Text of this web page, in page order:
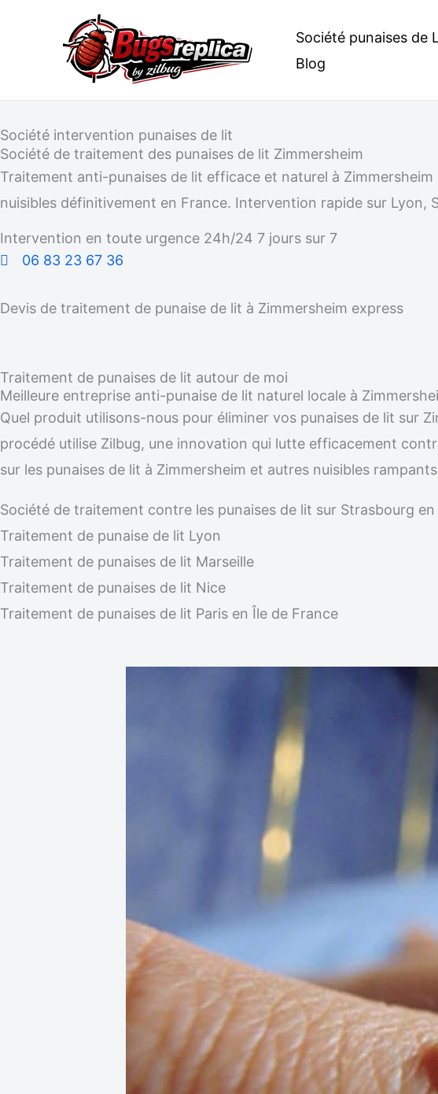
Société punaises de
Blog
Société intervention punaises de lit
Société de traitement des punaises de lit Zimmersheim
Traitement anti-punaises de lit efficace et naturel à
nuisibles définitivement en France. Intervention rapide sur Lyon,
Intervention en toute urgence 24h/24 7 jours sur 7
06 83 23 67 36
Devis de traitement de punaise de lit à Zimmersheim express
Traitement de punaises de lit autour de moi
Meilleure entreprise anti-punaise de lit naturel locale à
Quel produit utilisons-nous pour éliminer vos punaises de lit sur
procédé utilise Zilbug, une innovation qui lutte efficacement
sur les punaises de lit à Zimmersheim et autres nuisibles
Société de traitement contre les punaises de lit sur Strasbourg
Traitement de punaise de lit Lyon
Traitement de punaises de lit Marseille
Traitement de punaises de lit Nice
Traitement de punaises de lit Paris en Île de France